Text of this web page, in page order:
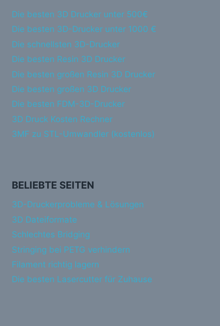
Die besten 3D Drucker unter 500€
Die besten 3D-Drucker unter 1000 €
Die schnellsten 3D-Drucker
Die besten Resin 3D Drucker
Die besten großen Resin 3D Drucker
Die besten großen 3D Drucker
Die besten FDM-3D-Drucker
3D Druck Kosten Rechner
3MF zu STL-Umwandler (kostenlos)
BELIEBTE SEITEN
3D-Druckerprobleme & Lösungen
3D Dateiformate
Schlechtes Bridging
Stringing bei PETG verhindern
Filament richtig lagern
Die besten Lasercutter für Zuhause